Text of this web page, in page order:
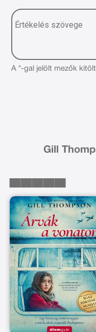
A *-gal jelölt mezők
Gill